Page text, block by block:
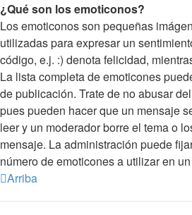
¿Qué son los emoticonos?
Los emoticonos son pequeñas
utilizadas para expresar un
código, e.j. :) denota felicidad,
La lista completa de emoticones
de publicación. Trate de no abusar
pues pueden hacer que un mensaje
leer y un moderador borre el tema o
mensaje. La administración puede
número de emoticones a utilizar en
Arriba